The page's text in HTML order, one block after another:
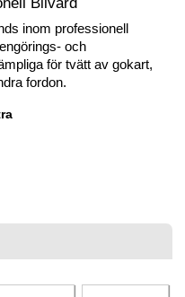
inom professionell
och
för tvätt av gokart,
fordon.